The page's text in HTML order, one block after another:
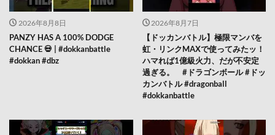
2026年8月8日
PANZY HAS A 100% DODGE
CHANCE 💀 | #dokkanbattle
#dokkan #dbz
2026年8月7日
【ドッカンバトル】極限マンバを
虹・リンクMAXで使ってみたッ！
ハマれば1億級火力、だが不安定
過ぎる。 #ドラゴンボール #ドッ
カンバトル #dragonball
#dokkanbattle